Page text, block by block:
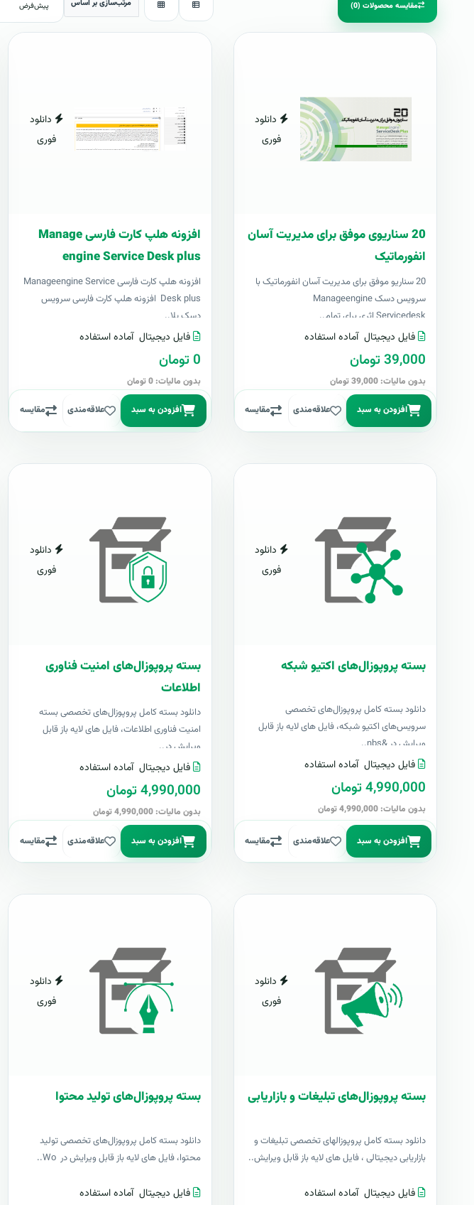
مقایسه محصولات (0) مرتب‌سازی بر اساس
دانلود
فوری
20 سناریوی موفق برای مدیریت آسان
انفورماتیک
20 سناریو موفق برای مدیریت آسان انفورماتیک با
سرویس دسک Manageengine
Servicedesk اثری برای تمام..
فایل دیجیتال آماده استفاده
39,000 تومان
بدون مالیات: 39,000 تومان
افزودن به سبد علاقه‌مندی مقایسه
دانلود
فوری
افزونه هلپ کارت فارسی Manage
engine Service Desk plus
افزونه هلپ کارت فارسی Manageengine Service
Desk plus افزونه هلپ کارت فارسی سرویس
دسک پلا..
فایل دیجیتال آماده استفاده
0 تومان
بدون مالیات: 0 تومان
افزودن به سبد علاقه‌مندی مقایسه
دانلود
فوری
بسته پروپوزال‌های اکتیو شبکه
دانلود بسته کامل پروپوزال‌های تخصصی
سرویس‌های اکتیو شبکه، فایل های لایه باز قابل
ویرایش در &nbs..
فایل دیجیتال آماده استفاده
4,990,000 تومان
بدون مالیات: 4,990,000 تومان
افزودن به سبد علاقه‌مندی مقایسه
دانلود
فوری
بسته پروپوزال‌های امنیت فناوری
اطلاعات
دانلود بسته کامل پروپوزال‌های تخصصی بسته
امنیت فناوری اطلاعات، فایل های لایه باز قابل
ویرایش در..
فایل دیجیتال آماده استفاده
4,990,000 تومان
بدون مالیات: 4,990,000 تومان
افزودن به سبد علاقه‌مندی مقایسه
دانلود
فوری
بسته پروپوزال‌های تبلیغات و بازاریابی
دانلود بسته کامل پروپوزالهای تخصصی تبلیغات و
بازاریابی دیجیتالی ، فایل های لایه باز قابل ویرایش..
فایل دیجیتال آماده استفاده
دانلود
فوری
بسته پروپوزال‌های تولید محتوا
دانلود بسته کامل پروپوزال‌های تخصصی تولید
محتوا، فایل های لایه باز قابل ویرایش در Wo..
فایل دیجیتال آماده استفاده